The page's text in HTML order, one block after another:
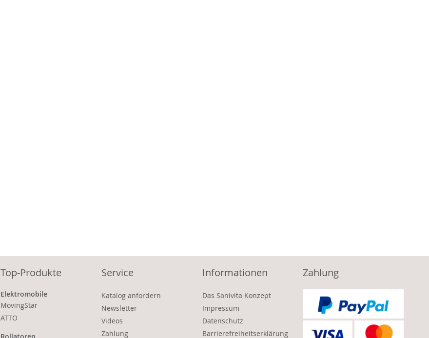
Top-Produkte
Elektromobile
MovingStar
ATTO
Service
Katalog anfordern
Newsletter
Videos
Zahlung
Informationen
Das Sanivita Konzept
Impressum
Datenschutz
Barrierefreiheitserklärung
Zahlung